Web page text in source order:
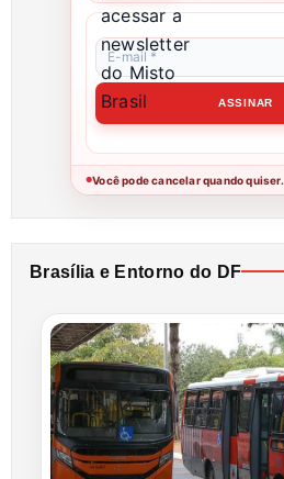
●Você pode cancelar quando quiser.
Brasília e Entorno do DF